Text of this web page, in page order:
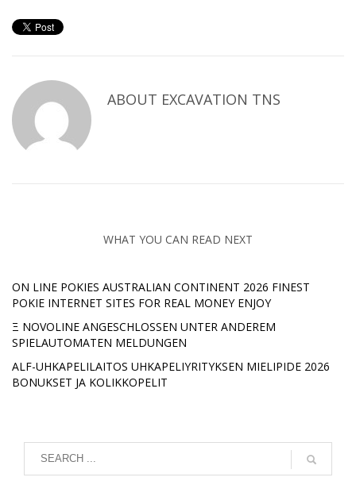
ABOUT EXCAVATION TNS
WHAT YOU CAN READ NEXT
ON LINE POKIES AUSTRALIAN CONTINENT 2026 FINEST
POKIE INTERNET SITES FOR REAL MONEY ENJOY
Ξ NOVOLINE ANGESCHLOSSEN UNTER ANDEREM
SPIELAUTOMATEN MELDUNGEN
ALF-UHKAPELILAITOS UHKAPELIYRITYKSEN MIELIPIDE 2026
BONUKSET JA KOLIKKOPELIT